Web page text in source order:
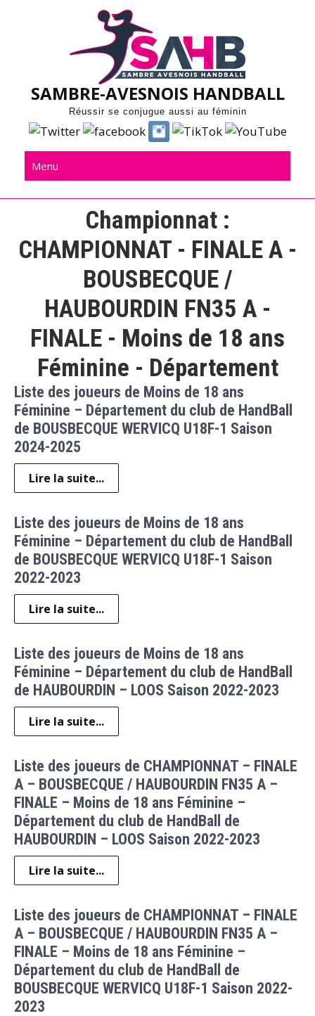
SAMBRE-AVESNOIS HANDBALL
Réussir se conjugue aussi au féminin
Menu
Championnat :
CHAMPIONNAT - FINALE A -
BOUSBECQUE /
HAUBOURDIN FN35 A -
FINALE - Moins de 18 ans
Féminine - Département
Liste des joueurs de Moins de 18 ans
Féminine – Département du club de HandBall
de BOUSBECQUE WERVICQ U18F-1 Saison
2024-2025
Lire la suite...
Liste des joueurs de Moins de 18 ans
Féminine – Département du club de HandBall
de BOUSBECQUE WERVICQ U18F-1 Saison
2022-2023
Lire la suite...
Liste des joueurs de Moins de 18 ans
Féminine – Département du club de HandBall
de HAUBOURDIN – LOOS Saison 2022-2023
Lire la suite...
Liste des joueurs de CHAMPIONNAT – FINALE
A – BOUSBECQUE / HAUBOURDIN FN35 A –
FINALE – Moins de 18 ans Féminine –
Département du club de HandBall de
HAUBOURDIN – LOOS Saison 2022-2023
Lire la suite...
Liste des joueurs de CHAMPIONNAT – FINALE
A – BOUSBECQUE / HAUBOURDIN FN35 A –
FINALE – Moins de 18 ans Féminine –
Département du club de HandBall de
BOUSBECQUE WERVICQ U18F-1 Saison 2022-
2023